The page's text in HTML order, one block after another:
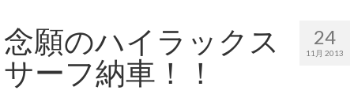
M’sCollectionパーツ一覧
エムズオート
24
11月 2013
念願のハイラックス
サーフ納車！！